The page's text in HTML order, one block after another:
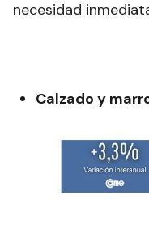
Calzado y